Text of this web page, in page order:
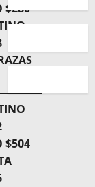
$280
$504